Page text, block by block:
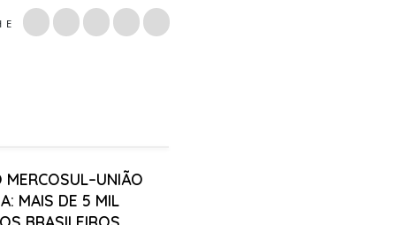
MERCOSUL–UNIÃO
MAIS DE 5 MIL